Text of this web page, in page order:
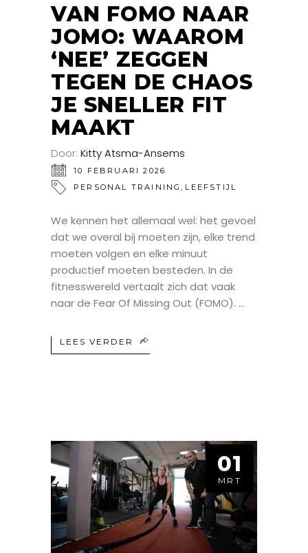
VAN FOMO NAAR
JOMO: WAAROM
‘NEE’ ZEGGEN
TEGEN DE CHAOS
JE SNELLER FIT
MAAKT
Door: Kitty Atsma-Ansems
10 FEBRUARI 2026
PERSONAL TRAINING , LEEFSTIJL
We kennen het allemaal wel: het gevoel
dat we overal bij moeten zijn, elke trend
moeten volgen en elke minuut
productief moeten besteden. In de
fitnesswereld vertaalt zich dat vaak
naar de Fear Of Missing Out (FOMO).
LEES VERDER
01
MRT